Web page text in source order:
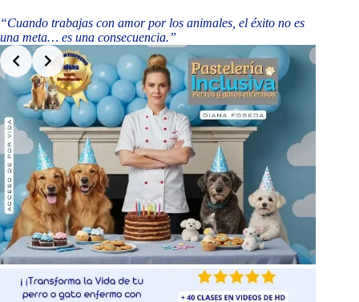
“Cuando trabajas con amor por los animales, el éxito no es
una meta… es una consecuencia.”
Slide 2 of 9